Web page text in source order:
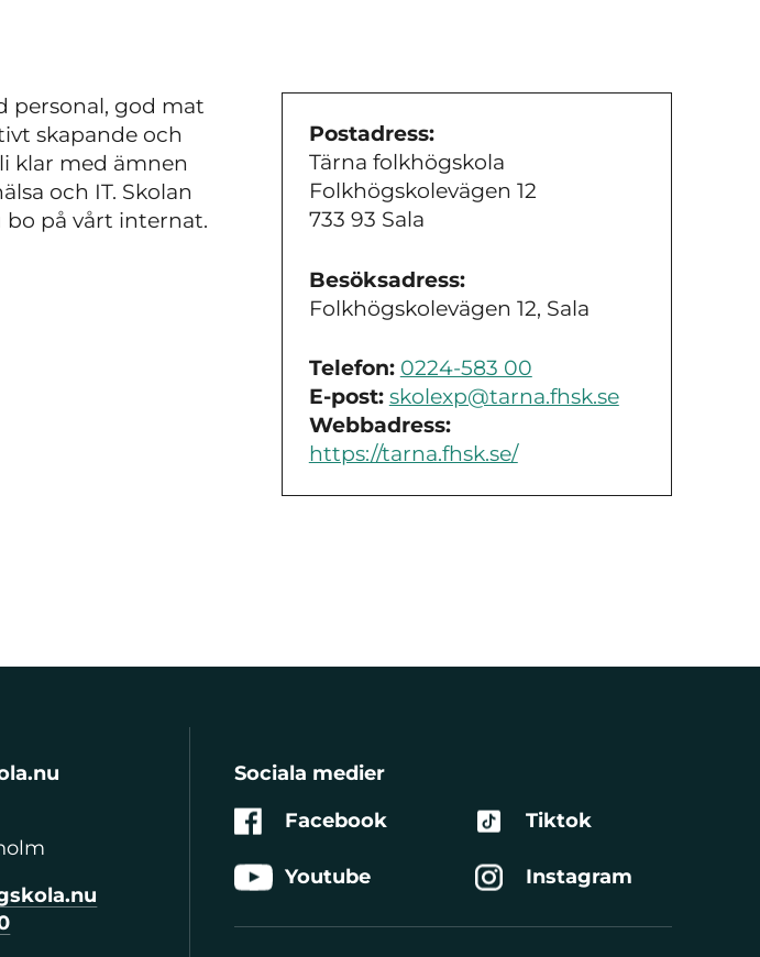
personal, god mat
skapande och
klar med ämnen
och IT. Skolan
bo på vårt internat.
Postadress:
Tärna folkhögskola
Folkhögskolevägen 12
733 93 Sala
Besöksadress:
Folkhögskolevägen 12, Sala
Telefon: 0224-583 00
E-post: skolexp@tarna.fhsk.se
Webbadress:
https://tarna.fhsk.se/
Sociala medier
Facebook
Youtube
Tiktok
Instagram